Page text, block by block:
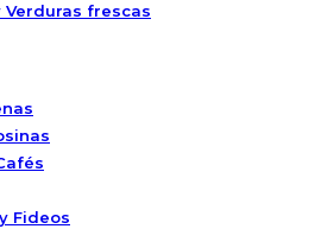
Verduras frescas
Fideos